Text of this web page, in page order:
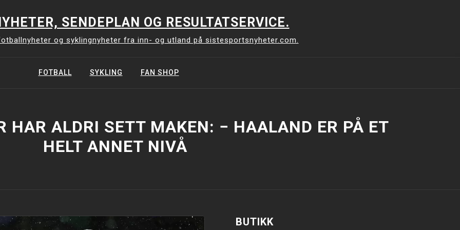
SENDEPLAN OG RESULTATSERVICE.
og syklingnyheter fra inn- og utland på sistesportsnyheter.com.
FOTBALL SYKLING FAN SHOP
HAR ALDRI SETT MAKEN: − HAALAND ER PÅ ET
HELT ANNET NIVÅ
BUTIKK